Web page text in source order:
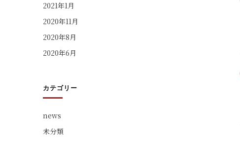
2021年1月
2020年11月
2020年8月
2020年6月
カテゴリー
news
未分類